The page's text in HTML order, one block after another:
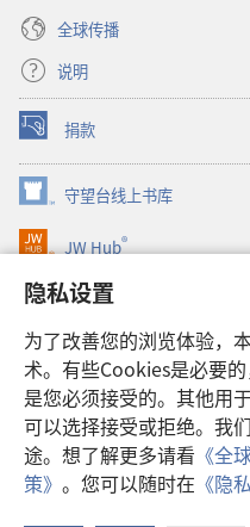
隐私设置
为了改善您的浏览体验，
术。有些Cookies是必要的
是您必须接受的。其他用
可以选择接受或拒绝。我
途。想了解更多请看 《全
策》 。您可以随时在 《隐
全球传播
说明
捐款
（打
开
新
窗
口）
守望台线上书库
（打
开
新
口）
JW Hub®
（打
开
新
口）
JW Library®
Watchtower Library
Copyright© 2026 Watch Tower
使用条款|隐